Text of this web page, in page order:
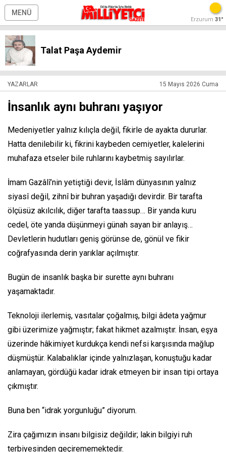
MENÜ
Erzurum 31°
Talat Paşa Aydemir
YAZARLAR 15 Mayıs 2026 Cuma
İnsanlık aynı buhranı yaşıyor
Medeniyetler yalnız kılıçla değil, fikirle de ayakta dururlar.
Hatta denilebilir ki, fikrini kaybeden cemiyetler, kalelerini
muhafaza etseler bile ruhlarını kaybetmiş sayılırlar.
İmam Gazâlî’nin yetiştiği devir, İslâm dünyasının yalnız
siyasî değil, zihnî bir buhran yaşadığı devirdir. Bir tarafta
ölçüsüz akılcılık, diğer tarafta taassup… Bir yanda kuru
cedel, öte yanda düşünmeyi günah sayan bir anlayış…
Devletlerin hudutları geniş görünse de, gönül ve fikir
coğrafyasında derin yarıklar açılmıştır.
Bugün de insanlık başka bir surette aynı buhranı
yaşamaktadır.
Teknoloji ilerlemiş, vasıtalar çoğalmış, bilgi âdeta yağmur
gibi üzerimize yağmıştır; fakat hikmet azalmıştır. İnsan, eşya
üzerinde hâkimiyet kurdukça kendi nefsi karşısında mağlup
düşmüştür. Kalabalıklar içinde yalnızlaşan, konuştuğu kadar
anlamayan, gördüğü kadar idrak etmeyen bir insan tipi ortaya
çıkmıştır.
Buna ben “idrak yorgunluğu” diyorum.
Zira çağımızın insanı bilgisiz değildir; lakin bilgiyi ruh
terbiyesinden geçirememektedir.